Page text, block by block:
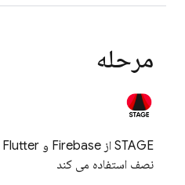
مرحله
نصف استفاده می کند